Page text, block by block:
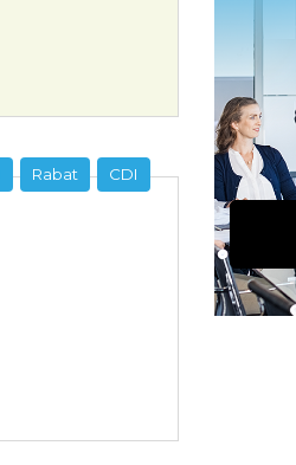
CDI
Rabat